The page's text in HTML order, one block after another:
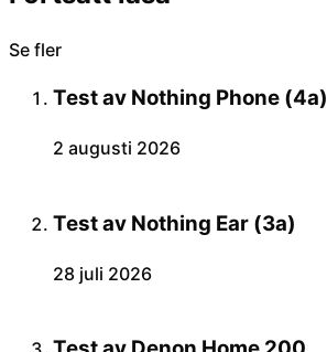
Se fler
Test av Nothing Phone (4a)
2 augusti 2026
Test av Nothing Ear (3a)
28 juli 2026